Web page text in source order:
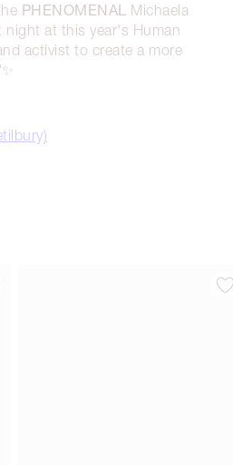
PHENOMENAL
Michaela
night at this year's Human
activist to create a more
Articolo 4 di 14